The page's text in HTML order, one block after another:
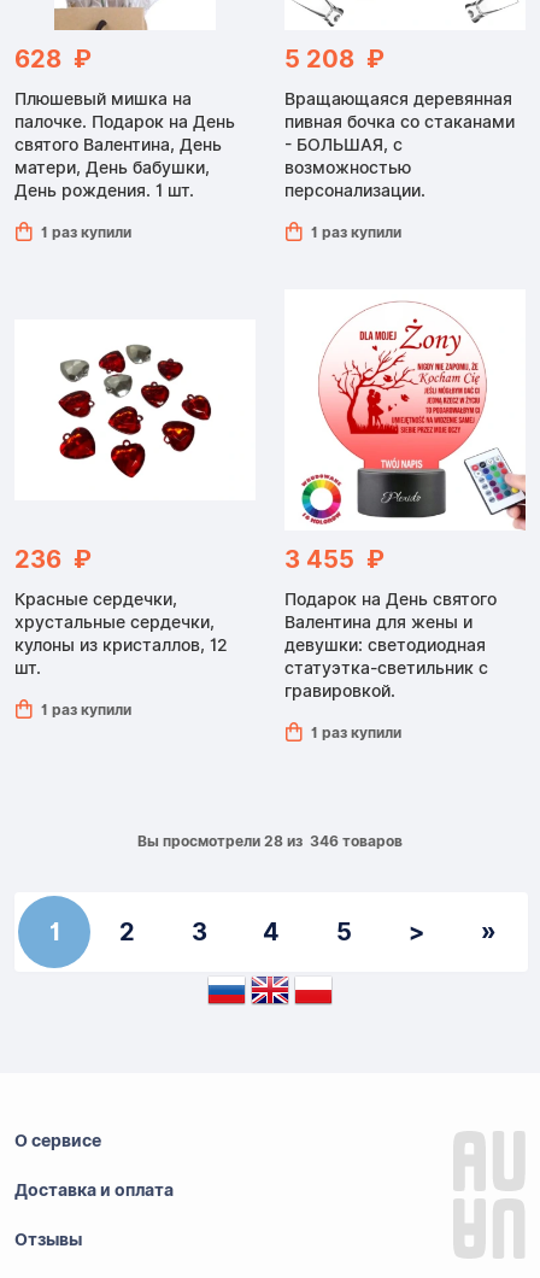
628 ₽
Плюшевый мишка на
палочке. Подарок на День
святого Валентина, День
матери, День бабушки,
День рождения. 1 шт.
1 раз купили
5 208 ₽
Вращающаяся деревянная
пивная бочка со стаканами
- БОЛЬШАЯ, с
возможностью
персонализации.
1 раз купили
236 ₽
Красные сердечки,
хрустальные сердечки,
кулоны из кристаллов, 12
шт.
1 раз купили
3 455 ₽
Подарок на День святого
Валентина для жены и
девушки: светодиодная
статуэтка-светильник с
гравировкой.
1 раз купили
Вы просмотрели 28 из 346 товаров
1 2 3 4 5 > »
О сервисе
Доставка и оплата
Отзывы